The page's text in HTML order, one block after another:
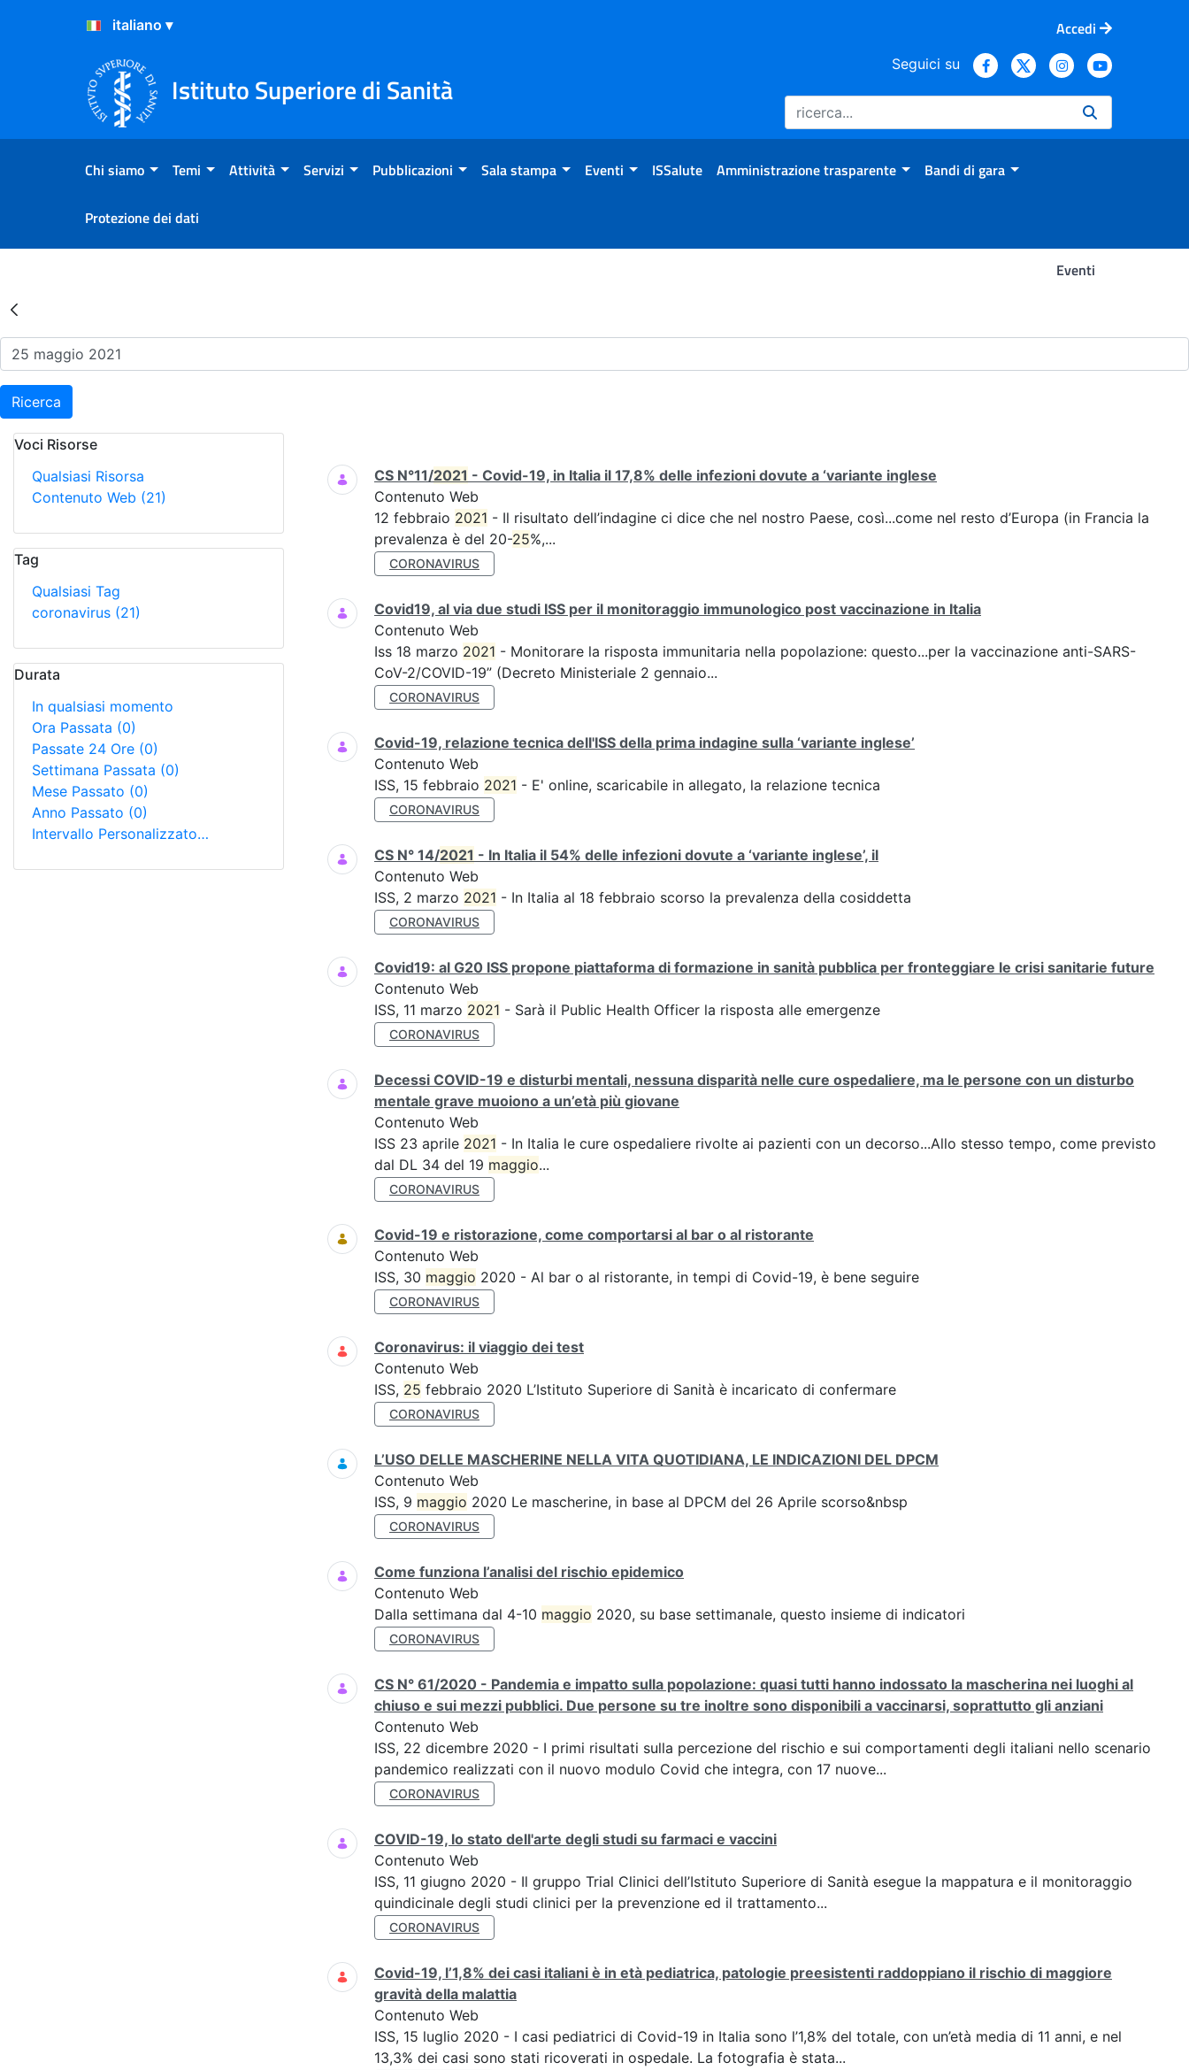
Salta al Contenuto
Salta al Footer
Accedi
Istituto Superiore di Sanità
Seguici su
Chi siamo Temi Attività Servizi Pubblicazioni Sala stampa Eventi ISSalute Amministrazione trasparente Bandi di gara
Protezione dei dati
Eventi
Risultati della Ricerca - Eventi
Ricerca
Voci Risorse
Qualsiasi Risorsa
Contenuto Web (21)
Tag
Qualsiasi Tag
coronavirus (21)
Durata
In qualsiasi momento
Ora Passata (0)
Passate 24 Ore (0)
Settimana Passata (0)
Mese Passato (0)
Anno Passato (0)
Intervallo Personalizzato…
Ricerca
CS N°11/2021 - Covid-19, in Italia il 17,8% delle infezioni dovute a ‘variante inglese
Contenuto Web
12 febbraio 2021 - Il risultato dell’indagine ci dice che nel nostro Paese, così...come nel resto d’Europa (in Francia la
prevalenza è del 20-25%,...
CORONAVIRUS
Covid19, al via due studi ISS per il monitoraggio immunologico post vaccinazione in Italia
Contenuto Web
Iss 18 marzo 2021 - Monitorare la risposta immunitaria nella popolazione: questo...per la vaccinazione anti-SARS-
CoV-2/COVID-19” (Decreto Ministeriale 2 gennaio...
CORONAVIRUS
Covid-19, relazione tecnica dell'ISS della prima indagine sulla ‘variante inglese’
Contenuto Web
ISS, 15 febbraio 2021 - E' online, scaricabile in allegato, la relazione tecnica
CORONAVIRUS
CS N° 14/2021 - In Italia il 54% delle infezioni dovute a ‘variante inglese’, il
Contenuto Web
ISS, 2 marzo 2021 - In Italia al 18 febbraio scorso la prevalenza della cosiddetta
CORONAVIRUS
Covid19: al G20 ISS propone piattaforma di formazione in sanità pubblica per fronteggiare le crisi sanitarie future
Contenuto Web
ISS, 11 marzo 2021 - Sarà il Public Health Officer la risposta alle emergenze
CORONAVIRUS
Decessi COVID-19 e disturbi mentali, nessuna disparità nelle cure ospedaliere, ma le persone con un disturbo
mentale grave muoiono a un’età più giovane
Contenuto Web
ISS 23 aprile 2021 - In Italia le cure ospedaliere rivolte ai pazienti con un decorso...Allo stesso tempo, come previsto
dal DL 34 del 19 maggio...
CORONAVIRUS
Covid-19 e ristorazione, come comportarsi al bar o al ristorante
Contenuto Web
ISS, 30 maggio 2020 - Al bar o al ristorante, in tempi di Covid-19, è bene seguire
CORONAVIRUS
Coronavirus: il viaggio dei test
Contenuto Web
ISS, 25 febbraio 2020 L’Istituto Superiore di Sanità è incaricato di confermare
CORONAVIRUS
L’USO DELLE MASCHERINE NELLA VITA QUOTIDIANA, LE INDICAZIONI DEL DPCM
Contenuto Web
ISS, 9 maggio 2020 Le mascherine, in base al DPCM del 26 Aprile scorso&nbsp
CORONAVIRUS
Come funziona l’analisi del rischio epidemico
Contenuto Web
Dalla settimana dal 4-10 maggio 2020, su base settimanale, questo insieme di indicatori
CORONAVIRUS
CS N° 61/2020 - Pandemia e impatto sulla popolazione: quasi tutti hanno indossato la mascherina nei luoghi al
chiuso e sui mezzi pubblici. Due persone su tre inoltre sono disponibili a vaccinarsi, soprattutto gli anziani
Contenuto Web
ISS, 22 dicembre 2020 - I primi risultati sulla percezione del rischio e sui comportamenti degli italiani nello scenario
pandemico realizzati con il nuovo modulo Covid che integra, con 17 nuove...
CORONAVIRUS
COVID-19, lo stato dell'arte degli studi su farmaci e vaccini
Contenuto Web
ISS, 11 giugno 2020 - Il gruppo Trial Clinici dell’Istituto Superiore di Sanità esegue la mappatura e il monitoraggio
quindicinale degli studi clinici per la prevenzione ed il trattamento...
CORONAVIRUS
Covid-19, l’1,8% dei casi italiani è in età pediatrica, patologie preesistenti raddoppiano il rischio di maggiore
gravità della malattia
Contenuto Web
ISS, 15 luglio 2020 - I casi pediatrici di Covid-19 in Italia sono l’1,8% del totale, con un’età media di 11 anni, e nel
13,3% dei casi sono stati ricoverati in ospedale. La fotografia è stata...